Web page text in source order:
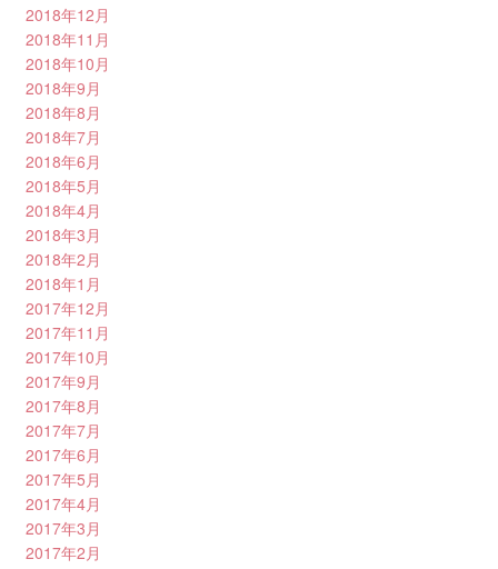
2018年12月
2018年11月
2018年10月
2018年9月
2018年8月
2018年7月
2018年6月
2018年5月
2018年4月
2018年3月
2018年2月
2018年1月
2017年12月
2017年11月
2017年10月
2017年9月
2017年8月
2017年7月
2017年6月
2017年5月
2017年4月
2017年3月
2017年2月